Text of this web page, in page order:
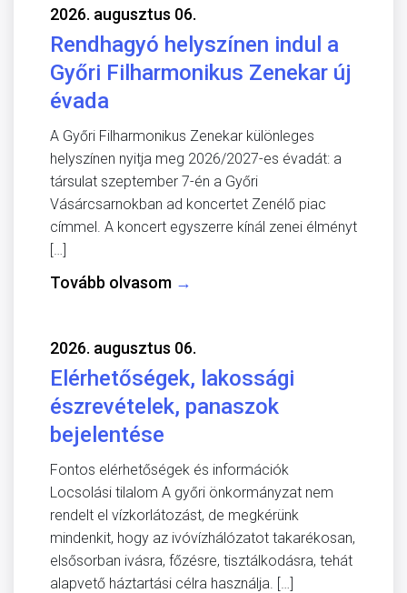
2026. augusztus 06.
Rendhagyó helyszínen indul a
Győri Filharmonikus Zenekar új
évada
A Győri Filharmonikus Zenekar különleges
helyszínen nyitja meg 2026/2027-es évadát: a
társulat szeptember 7-én a Győri
Vásárcsarnokban ad koncertet Zenélő piac
címmel. A koncert egyszerre kínál zenei élményt
[…]
Tovább olvasom →
2026. augusztus 06.
Elérhetőségek, lakossági
észrevételek, panaszok
bejelentése
Fontos elérhetőségek és információk
Locsolási tilalom A győri önkormányzat nem
rendelt el vízkorlátozást, de megkérünk
mindenkit, hogy az ivóvízhálózatot takarékosan,
elsősorban ivásra, főzésre, tisztálkodásra, tehát
alapvető háztartási célra használja. […]